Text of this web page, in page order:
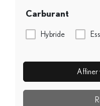
Carburant
Hybride
Affiner